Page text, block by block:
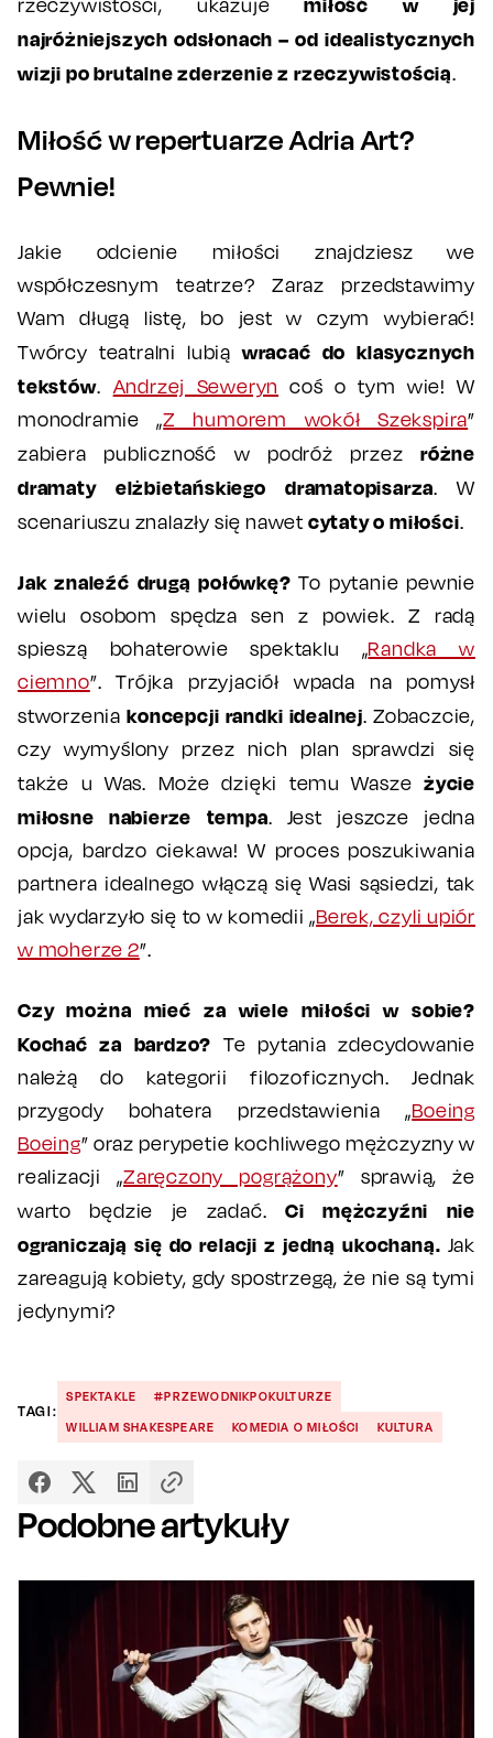
najróżniejszych odsłonach – od idealistycznych
wizji po brutalne zderzenie z rzeczywistością.
Miłość w repertuarze Adria Art?
Pewnie!
Jakie odcienie miłości znajdziesz we
współczesnym teatrze? Zaraz przedstawimy
Wam długą listę, bo jest w czym wybierać!
Twórcy teatralni lubiąwracać do klasycznych
tekstów. Andrzej Seweryn coś o tym wie! W
monodramie „Z humorem wokół Szekspira”
zabiera publiczność w podróż przez różne
dramaty elżbietańskiego dramatopisarza. W
scenariuszu znalazły się nawet cytaty o miłości.
Jak znaleźć drugą połówkę? To pytanie pewnie
wielu osobom spędza sen z powiek. Z radą
spieszą bohaterowie spektaklu „Randka w
ciemno”. Trójka przyjaciół wpada na pomysł
stworzeniakoncepcji randki idealnej. Zobaczcie,
czy wymyślony przez nich plan sprawdzi się
także u Was. Może dzięki temu Wasze życie
miłosne nabierze tempa. Jest jeszcze jedna
opcja, bardzo ciekawa! W proces poszukiwania
partnera idealnego włączą się Wasi sąsiedzi, tak
jak wydarzyło się to w komedii „Berek, czyli upiór
w moherze 2”.
Czy można mieć za wiele miłości w sobie?
Kochać za bardzo? Te pytania zdecydowanie
należą do kategorii filozoficznych. Jednak
przygody bohatera przedstawienia „Boeing
Boeing” oraz perypetie kochliwego mężczyzny w
realizacji „Zaręczony pogrążony” sprawią, że
warto będzie je zadać. Ci mężczyźni nie
ograniczają się do relacji z jedną ukochaną. Jak
zareagują kobiety, gdy spostrzegą, że nie są tymi
jedynymi?
TAGI:
SPEKTAKLE
#PRZEWODNIKPOKULTURZE
WILLIAM SHAKESPEARE
KOMEDIA O MIŁOŚCI KULTURA
Podobne artykuły